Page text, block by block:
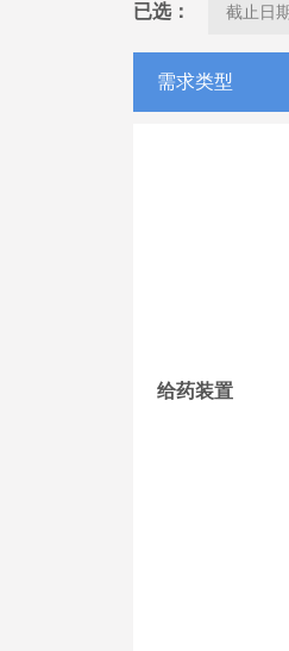
已选： 截止日
需求类型
给药装置